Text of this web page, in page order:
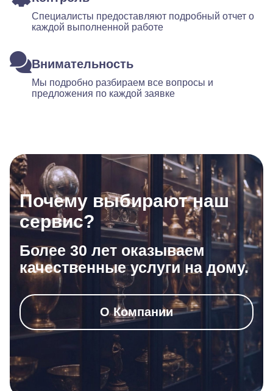
Специалисты предоставляют подробный отчет о
каждой выполненной работе
Внимательность
Мы подробно разбираем все вопросы и
предложения по каждой заявке
Почему выбирают наш
сервис?
Более 30 лет оказываем
качественные услуги на дому.
О Компании